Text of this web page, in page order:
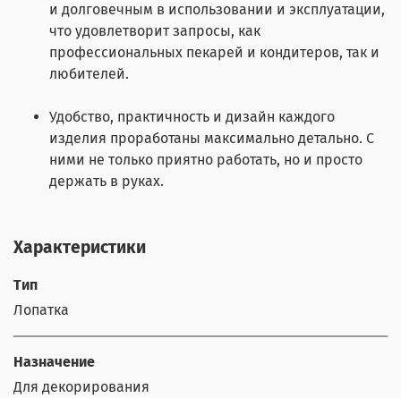
и долговечным в использовании и эксплуатации,
что удовлетворит запросы, как
профессиональных пекарей и кондитеров, так и
любителей.
Удобство, практичность и дизайн каждого
изделия проработаны максимально детально. С
ними не только приятно работать, но и просто
держать в руках.
Характеристики
Тип
Лопатка
Назначение
Для декорирования